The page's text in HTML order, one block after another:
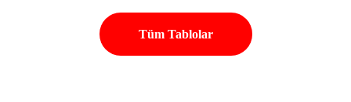
Tüm Tablolar